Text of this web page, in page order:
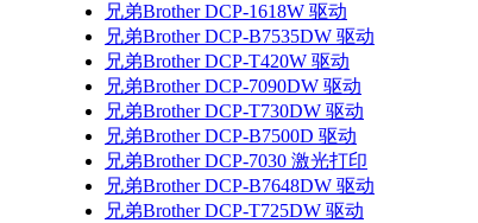
兄弟Brother DCP-1618W 驱动
兄弟Brother DCP-B7535DW 驱动
兄弟Brother DCP-T420W 驱动
兄弟Brother DCP-7090DW 驱动
兄弟Brother DCP-T730DW 驱动
兄弟Brother DCP-B7500D 驱动
兄弟Brother DCP-7030 激光打印
兄弟Brother DCP-B7648DW 驱动
兄弟Brother DCP-T725DW 驱动